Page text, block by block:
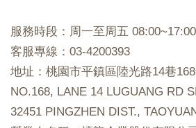
服務時段：周一至周五 08:00~17:00
客服專線：03-4200393
地址：桃園市平鎮區陸光路14巷
NO.168, LANE 14 LUGUANG RD
32451 PINGZHEN DIST.,